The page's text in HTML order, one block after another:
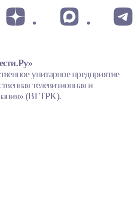
унитарное предприятие
телевизионная и
(ВГТРК).